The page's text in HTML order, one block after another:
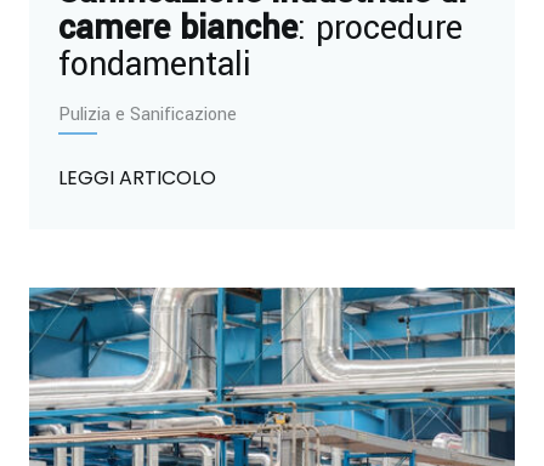
camere bianche: procedure
fondamentali
Pulizia e Sanificazione
LEGGI ARTICOLO